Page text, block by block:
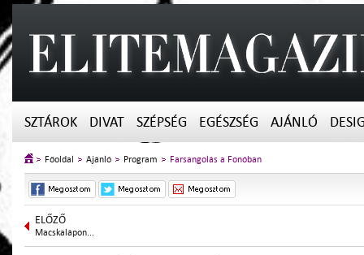
SZTÁROK DIVAT SZÉPSÉG EGÉSZSÉG AJÁNLÓ
Főoldal Ajánló Program Farsangolás a Fonóban
ELŐZŐ
Macskalápon...